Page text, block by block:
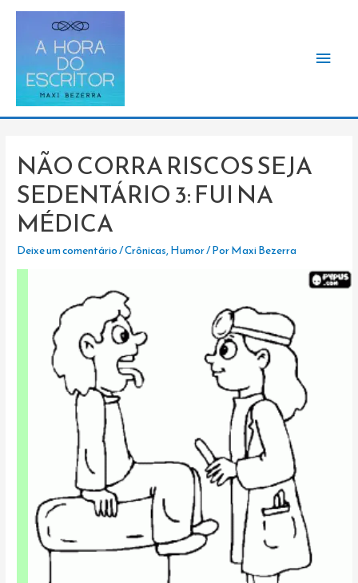
NÃO CORRA RISCOS SEJA
SEDENTÁRIO 3: FUI NA
MÉDICA
Deixe um comentário/Crônicas,Humor/ PorMaxi Bezerra